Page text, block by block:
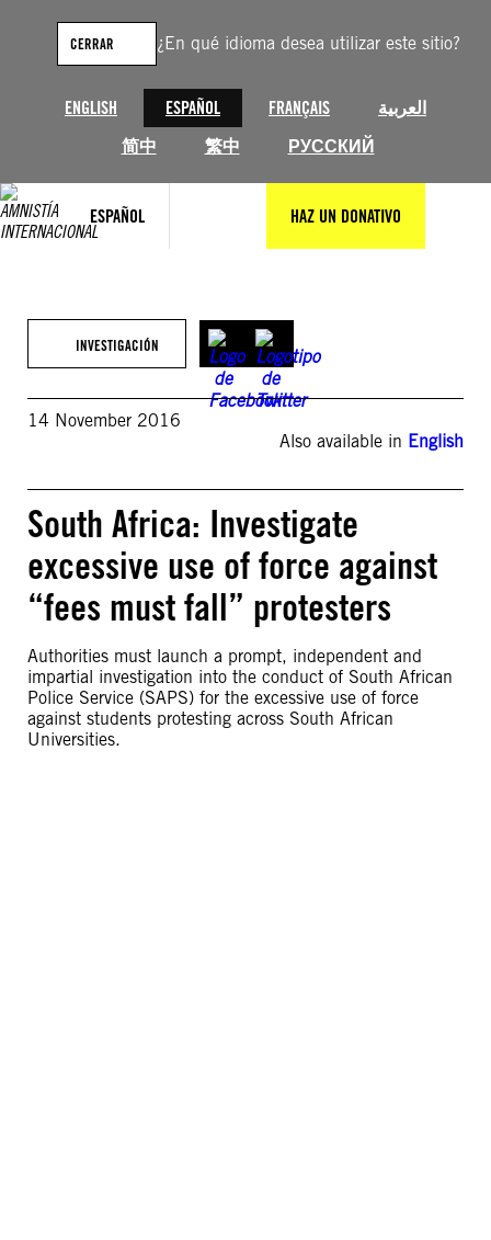
¿En qué idioma desea utilizar este sitio?
ENGLISH ESPAÑOL FRANÇAIS
العربية
简中
繁中 РУССКИЙ
CERRAR
ESPAÑOL HAZ UN DONATIVO
contenido
INVESTIGACIÓN
14 November 2016
Also available in English
South Africa: Investigate
excessive use of force against
“fees must fall” protesters
Authorities must launch a prompt, independent and
impartial investigation into the conduct of South African
Police Service (SAPS) for the excessive use of force
against students protesting across South African
Universities.